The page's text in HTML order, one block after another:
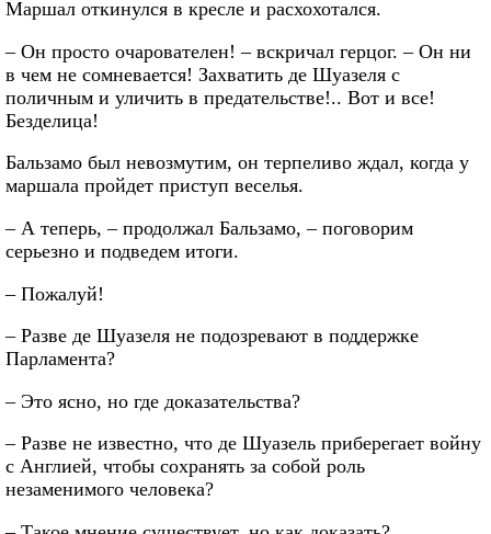
Маршал откинулся в кресле и расхохотался.
– Он просто очарователен! – вскричал герцог. – Он ни
в чем не сомневается! Захватить де Шуазеля с
поличным и уличить в предательстве!.. Вот и все!
Безделица!
Бальзамо был невозмутим, он терпеливо ждал, когда у
маршала пройдет приступ веселья.
– А теперь, – продолжал Бальзамо, – поговорим
серьезно и подведем итоги.
– Пожалуй!
– Разве де Шуазеля не подозревают в поддержке
Парламента?
– Это ясно, но где доказательства?
– Разве не известно, что де Шуазель приберегает войну
с Англией, чтобы сохранять за собой роль
незаменимого человека?